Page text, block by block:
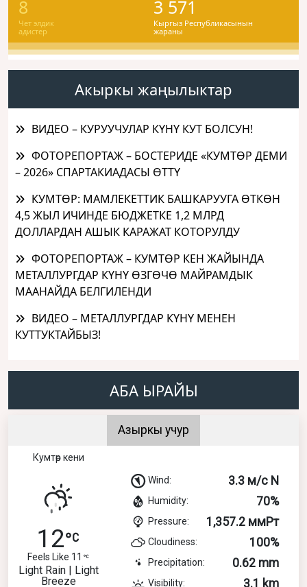
8
Чет элдик
адистер
3 571
Кыргыз Республикасынын
жараны
Акыркы жаңылыктар
ВИДЕО – КУРУУЧУЛАР КҮНҮ КУТ БОЛСУН!
ФОТОРЕПОРТАЖ – БОСТЕРИДЕ «КУМТӨР ДЕМИ
– 2026» СПАРТАКИАДАСЫ ӨТТҮ
КУМТӨР: МАМЛЕКЕТТИК БАШКАРУУГА ӨТКӨН
4,5 ЖЫЛ ИЧИНДЕ БЮДЖЕТКЕ 1,2 МЛРД
ДОЛЛАРДАН АШЫК КАРАЖАТ КОТОРУЛДУ
ФОТОРЕПОРТАЖ – КУМТӨР КЕН ЖАЙЫНДА
МЕТАЛЛУРГДАР КҮНҮ ӨЗГӨЧӨ МАЙРАМДЫК
МААНАЙДА БЕЛГИЛЕНДИ
ВИДЕО – МЕТАЛЛУРГДАР КҮНҮ МЕНЕН
КУТТУКТАЙБЫЗ!
АБА ЫРАЙЫ
Азыркы учур
Кумтөр кени
12
Feels Like 11
Light Rain | Light
Breeze
Wind: 3.3 м/с N
Humidity: 70%
Pressure: 1,357.2 ммРт
Cloudiness: 100%
Precipitation: 0.62 mm
Visibility: 3.1 km